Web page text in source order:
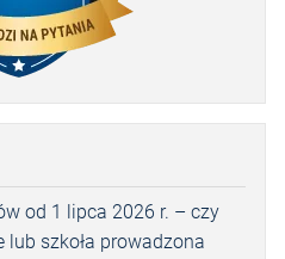
od 1 lipca 2026 r. – czy
lub szkoła prowadzona